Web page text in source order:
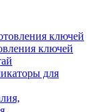
ключей
для